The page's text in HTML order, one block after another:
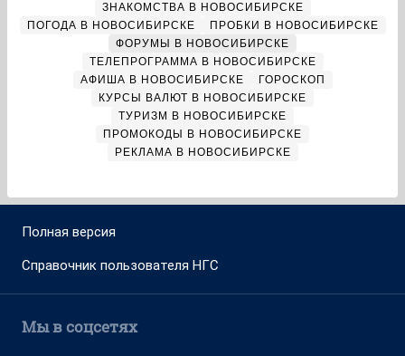
ЗНАКОМСТВА В НОВОСИБИРСКЕ
ПОГОДА В НОВОСИБИРСКЕ
ПРОБКИ В НОВОСИБИРСКЕ
ФОРУМЫ В НОВОСИБИРСКЕ
ТЕЛЕПРОГРАММА В НОВОСИБИРСКЕ
АФИША В НОВОСИБИРСКЕ
ГОРОСКОП
КУРСЫ ВАЛЮТ В НОВОСИБИРСКЕ
ТУРИЗМ В НОВОСИБИРСКЕ
ПРОМОКОДЫ В НОВОСИБИРСКЕ
РЕКЛАМА В НОВОСИБИРСКЕ
Полная версия
Справочник пользователя НГС
Мы в соцсетях